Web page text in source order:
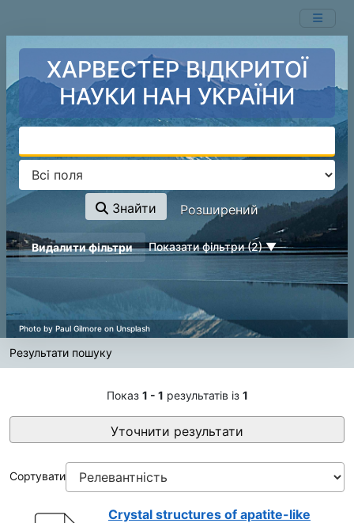
ХАРВЕСТЕР ВІДКРИТОЇ
НАУКИ НАН УКРАЇНИ
Знайти Розширений
page_reload_on_deselect_hint
Видалити фільтри Показати фільтри (2)
Результати пошуку
Показ 1 - 1 результатів із 1
Уточнити результати
Сортувати
Crystal structures of apatite-like